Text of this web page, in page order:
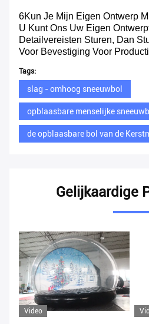
6Kun Je Mijn Eigen Ontwerp
U Kunt Ons Uw Eigen
Detailvereisten Sturen, Dan
Voor Bevestiging Voor
Tags:
slag - omhoog sneeuwbol
opblaasbare menselijke
de opblaasbare bol van de
Gelijkaardige
Video